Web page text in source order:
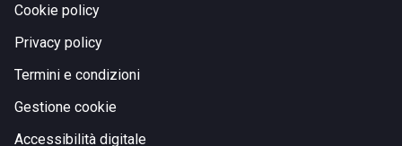
Cookie policy
Privacy policy
Termini e condizioni
Gestione cookie
Accessibilità digitale